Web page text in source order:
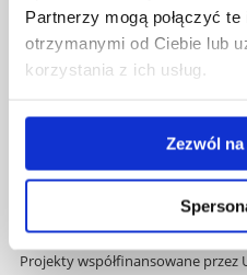
Partnerzy mogą połączyć
otrzymanymi od Ciebie lub
korzystania z ich usług.
Zezwól
nawigację
Polityka prywatności
Mapa serwisu
Biblioteka
Praca na UR
Fundusze strukturalne
Projekty współfinansowane przez